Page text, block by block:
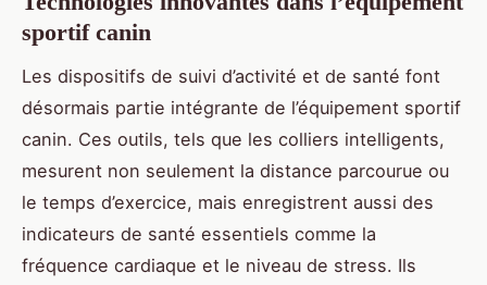
sportif canin
Les dispositifs de suivi d’activité et de santé font
désormais partie intégrante de l’équipement sportif
canin. Ces outils, tels que les colliers intelligents,
mesurent non seulement la distance parcourue ou
le temps d’exercice, mais enregistrent aussi des
indicateurs de santé essentiels comme la
fréquence cardiaque et le niveau de stress. Ils